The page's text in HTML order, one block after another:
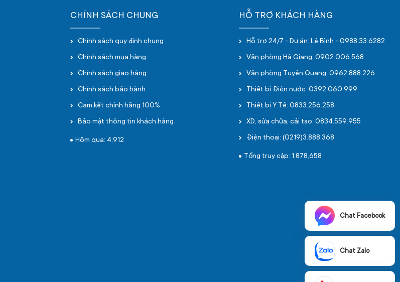
CHÍNH SÁCH CHUNG
Chính sách quy định chung
Chính sách mua hàng
Chính sách giao hàng
Chính sách bảo hành
Cam kết chính hãng 100%
Bảo mật thông tin khách hàng
Hôm qua: 4,912
HỖ TRỢ KHÁCH HÀNG
Hỗ trợ 24/7 - Dự án: Lê Bình - 0988.33.6282
Văn phòng Hà Giang: 0902.006.568
Văn phòng Tuyên Quang: 0962.888.226
Thiết bị Điện nước: 0392.060.999
Thiết bị Y Tế: 0833.256.258
XD, sửa chữa, cải tạo: 0834.559.955
Điện thoại: (0219)3.888.368
Tổng truy cập: 1,878,658
Chat Facebook
Chat Zalo